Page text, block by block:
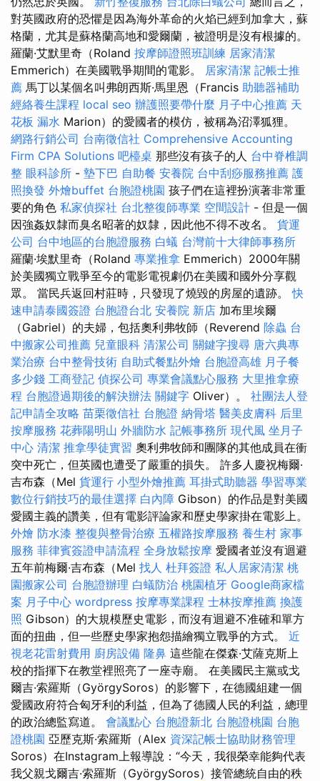
對英國政府的恐懼是因為海外革命的火焰已經到加拿大，蘇
格蘭，尤其是蘇格蘭高地和愛爾蘭，被證明是沒有根據的。
羅蘭·艾默里奇（Roland 按摩師證照班訓練 居家清潔
Emmerich）在美國戰爭期間的電影。 居家清潔 記帳士推
薦 馬丁以某個名叫弗朗西斯·馬里恩（Francis 助聽器補助
經絡養生課程 local seo 辦護照要帶什麼 月子中心推薦 天
花板 漏水 Marion）的愛國者的模仿，被稱為沼澤狐狸。
網路行銷公司 台南徵信社 Comprehensive Accounting
Firm CPA Solutions 吧檯桌 那些沒有孩子的人 台中脊椎調
整 眼科診所 - 墊下巴 自助餐 安養院 台中刮痧服務推薦 護
照換發 外燴buffet 台胞證桃園 孩子們在這裡扮演著非常重
要的角色 私家偵探社 台北整復師專業 空間設計 - 但是一個
因強姦奴隸而臭名昭著的奴隸，因此他不得不改名。 貨運
公司 台中地區的台胞證服務 白蟻 台灣前十大律師事務所
羅蘭·埃默里奇（Roland 專業推拿 Emmerich）2000年關
於美國獨立戰爭至今的電影電視劇仍在美國和國外分享觀
眾。 當民兵返回村莊時，只發現了燒毀的房屋的遺跡。快
速申請泰國簽證 台胞證台北 安養院 新店 加布里埃爾
（Gabriel）的夫婦，包括奧利弗牧師（Reverend 除蟲 台
中搬家公司推薦 兒童眼科 清潔公司 關鍵字搜尋 唐六典專
業治療 台中整骨技術 自助式餐點外燴 台胞證高雄 月子餐
多少錢 工商登記 偵探公司 專業會議點心服務 大里推拿療
程 台胞證過期後的解決辦法 關鍵字 Oliver）。 社團法人登
記申請全攻略 苗栗徵信社 台胞證 納骨塔 醫美皮膚科 后里
按摩服務 花葬陽明山 外牆防水 記帳事務所 現代風 坐月子
中心 清潔 推拿學徒實習 奧利弗牧師和團隊的其他成員在衝
突中死亡，但英國也遭受了嚴重的損失。 許多人慶祝梅爾·
吉布森（Mel 貨運行 小型外燴推薦 耳掛式助聽器 學習專業
數位行銷技巧的最佳選擇 白內障 Gibson）的作品是對美國
愛國主義的讚美，但有電影評論家和歷史學家掛在電影上。
外燴 防水漆 整復與整骨治療 五權路按摩服務 養生村 家事
服務 菲律賓簽證申請流程 全身放鬆按摩 愛國者並沒有迴避
五年前梅爾·吉布森（Mel 找人 杜拜簽證 私人居家清潔 桃
園搬家公司 台胞證辦理 白蟻防治 桃園植牙 Google商家檔
案 月子中心 wordpress 按摩專業課程 士林按摩推薦 換護
照 Gibson）的大規模歷史電影，而沒有迴避不准確和單方
面的扭曲，但一些歷史學家抱怨描繪獨立戰爭的方式。 近
視老花雷射費用 廚房設備 隆鼻 這些龍在傑森·艾薩克斯上
校的指揮下在教堂裡照亮了一座寺廟。 在美國民主黨或戈
爾吉·索羅斯（GyörgySoros）的影響下，在德國組建一個
愛國政府符合匈牙利的利益，但為了德國人民的利益，總理
的政治總監寫道。 會議點心 台胞證新北 台胞證桃園 台胞
證桃園 亞歷克斯·索羅斯（Alex 資深記帳士協助財務管理
Soros）在Instagram上報導說：“今天，我很榮幸能夠代表
我父親戈爾吉·索羅斯（GyörgySoros）接管總統自由的秩